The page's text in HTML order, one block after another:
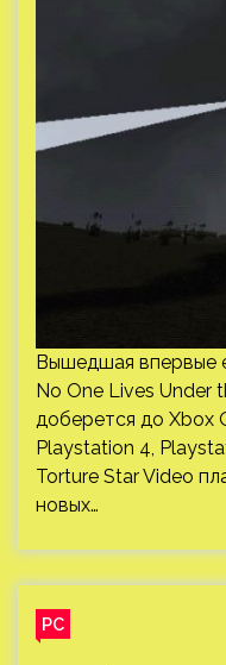
Вышедшая впервые
No One Lives Under
доберется до Xbox
Playstation 4,
Torture Star Video
новых…
PC